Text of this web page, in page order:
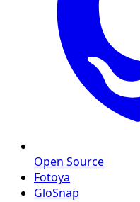
Open Source
Fotoya
GloSnap